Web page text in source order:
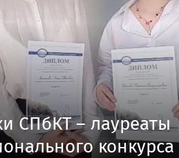
СПбКТ – лауреаты
конкурса